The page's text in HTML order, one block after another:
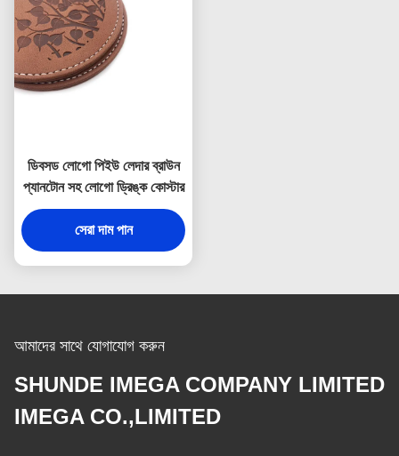
ডিবসড লোগো পিইউ লেদার ব্রাউন
প্যানটোন সহ লোগো ড্রিঙ্ক কোস্টার
সেরা দাম পান
আমাদের সাথে যোগাযোগ করুন
SHUNDE IMEGA COMPANY LIMITED
IMEGA CO.,LIMITED